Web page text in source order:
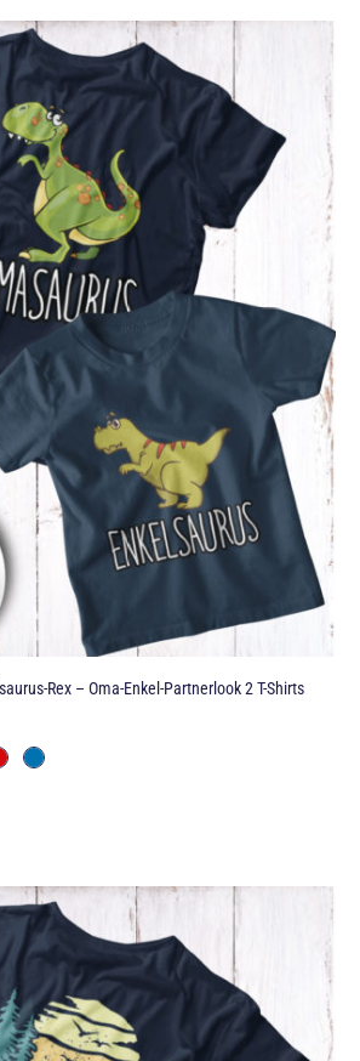
Rex – Oma-Enkel-Partnerlook 2 T-Shirts